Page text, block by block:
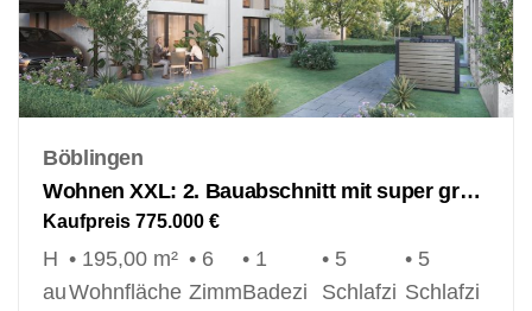
Böblingen
Wohnen XXL: 2. Bauabschnitt mit super großer Doppelhaushälfte in Böblingen Dagersheim!
Kaufpreis 775.000 €
H
au
• 195,00 m²
Wohnfläche
• 6
Zimm
• 1
Badezi
• 5
Schlafzi
• 5
Schlafzi